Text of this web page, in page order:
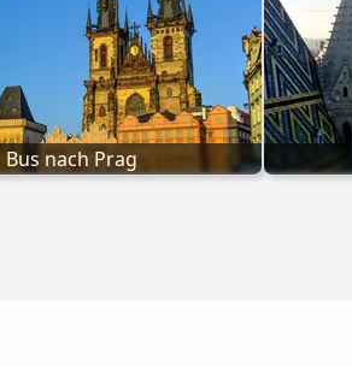
Bus nach Prag